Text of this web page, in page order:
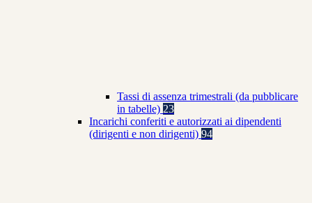
Tassi di assenza trimestrali (da pubblicare
in tabelle) 23
Incarichi conferiti e autorizzati ai dipendenti
(dirigenti e non dirigenti) 94